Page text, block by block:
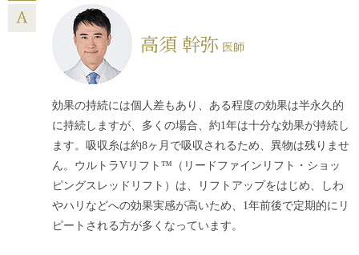
高須 幹弥 医師
効果の持続には個人差もあり、ある程度の効果は半永久的
に持続しますが、多くの場合、約1年は十分な効果が持続し
ます。吸収糸は約8ヶ月で吸収されるため、異物は残りませ
ん。ウルトラVリフト™（リードファインリフト・ショッ
ピングスレッドリフト）は、リフトアップをはじめ、しわ
やハリなどへの効果実感が高いため、1年前後で定期的にリ
ピートされる方が多くなっています。